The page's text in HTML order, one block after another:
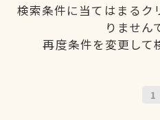
検索条件に当てはまるク
りません
再度条件を変更して
1